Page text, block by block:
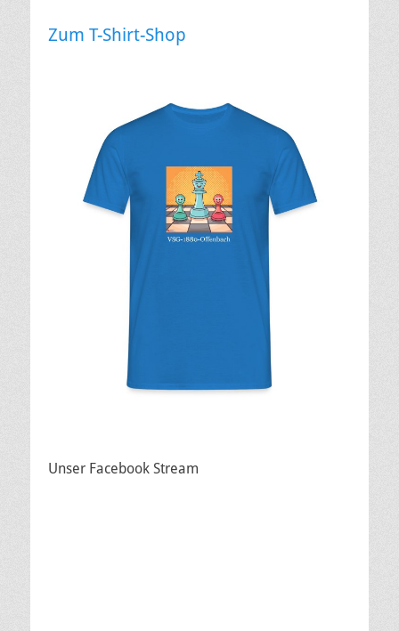
Zum T-Shirt-Shop
Unser Facebook Stream